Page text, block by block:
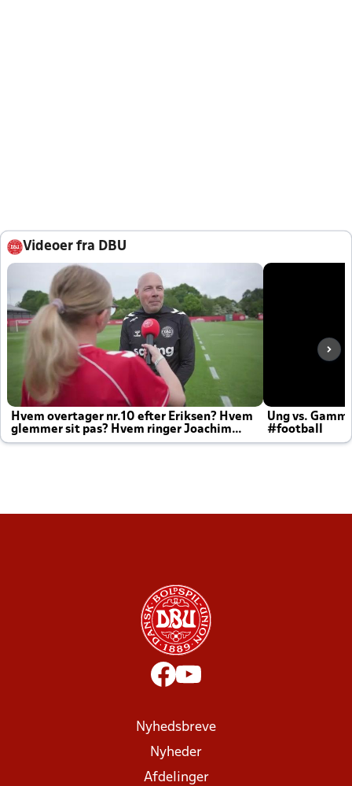
Videoer fra DBU
Hvem overtager nr.10 efter Eriksen? Hvem
glemmer sit pas? Hvem ringer Joachim
altid til efter kampe?
Ung vs.
#football
Nyhedsbreve
Nyheder
Afdelinger